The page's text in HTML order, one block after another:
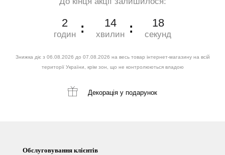
2
годин
14
хвилин
17
секунд
Знижка діє з 06.08.2026 до 07.08.2026 на весь товар інтернет-магазину на всій
території України, крім зон, що не контролюються владою
Декорація у подарунок
Обслуговування клієнтів